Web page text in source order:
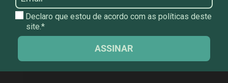
Declaro que estou de acordo com as políticas deste
site.*
ASSINAR